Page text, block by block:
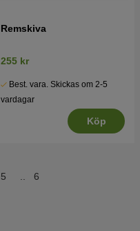
Remskiva
255 kr
Best. vara. Skickas om 2-5
vardagar
Köp
5 .. 6